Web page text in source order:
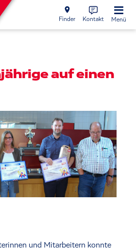
Finder Kontakt Menü
auf einen
und Mitarbeitern konnte